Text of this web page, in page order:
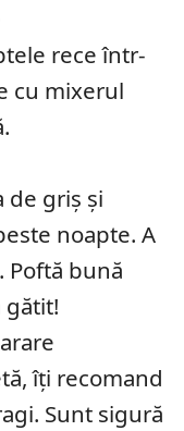
rece într-
cu mixerul
de griș și
noapte. A
Poftă bună
gătit!
îți recomand
Sunt sigură